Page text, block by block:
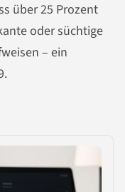
über 25 Prozent
oder süchtige
– ein